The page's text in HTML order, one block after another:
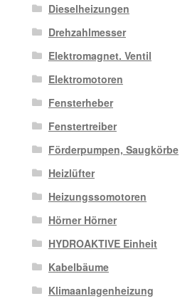
Dieselheizungen
Drehzahlmesser
Elektromagnet. Ventil
Elektromotoren
Fensterheber
Fenstertreiber
Förderpumpen, Saugkörbe
Heizlüfter
Heizungssomotoren
Hörner Hörner
HYDROAKTIVE Einheit
Kabelbäume
Klimaanlagenheizung